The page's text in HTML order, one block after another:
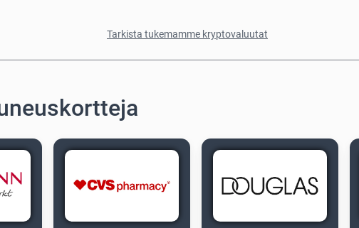
Tarkista tukemamme kryptovaluutat